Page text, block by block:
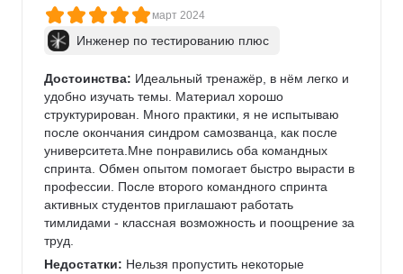
март 2024
Инженер по тестированию плюс
Достоинства: Идеальный тренажёр, в нём легко и
удобно изучать темы. Материал хорошо
структурирован. Много практики, я не испытываю
после окончания синдром самозванца, как после
университета.Мне понравились оба командных
спринта. Обмен опытом помогает быстро вырасти в
профессии. После второго командного спринта
активных студентов приглашают работать
тимлидами - классная возможность и поощрение за
труд.
Недостатки: Нельзя пропустить некоторые